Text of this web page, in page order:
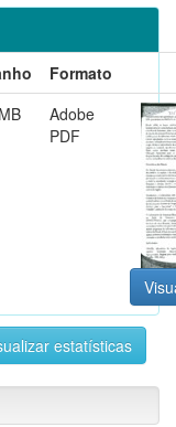
Formato
Adobe
PDF
estatísticas